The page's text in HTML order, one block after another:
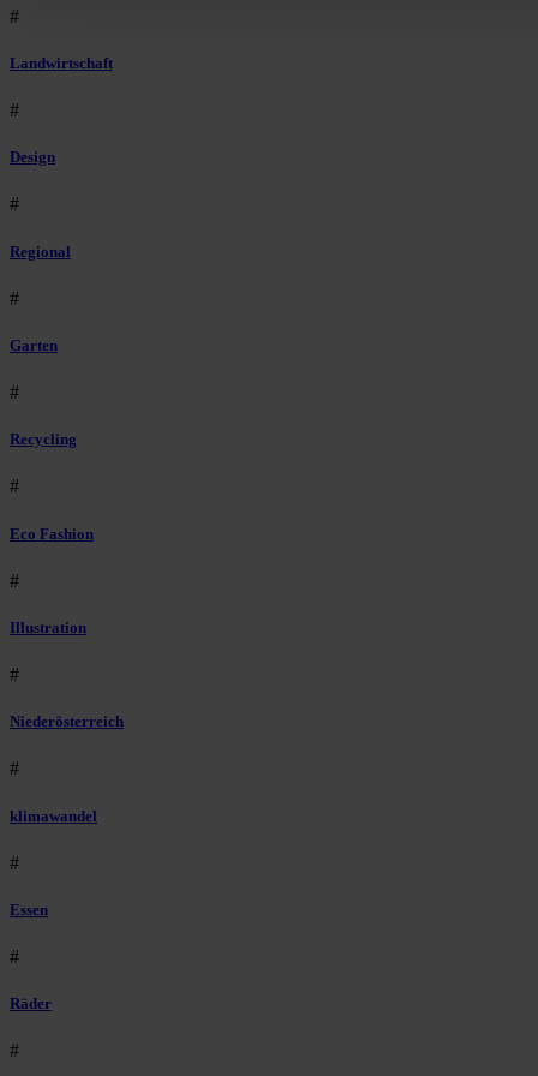
#
Landwirtschaft
#
Design
#
Regional
#
Garten
#
Recycling
#
Eco Fashion
#
Illustration
#
Niederösterreich
#
klimawandel
#
Essen
#
Räder
#